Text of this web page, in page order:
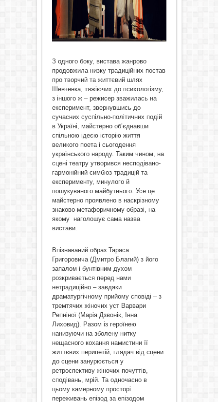
З одного боку, вистава жанрово
продовжила низку традиційних постав
про творчий та життєвий шлях
Шевченка, тяжіючих до психологізму,
з іншого ж – режисер зважилась на
експеримент, звернувшись до
сучасних суспільно-політичних подій
в Україні, майстерно об’єднавши
спільною ідеєю історію життя
великого поета і сьогодення
українського народу. Таким чином, на
сцені театру утворився несподівано-
гармонійний симбіоз традицій та
експерименту, минулого й
пошукуваного майбутнього. Усе це
майстерно проявлено в наскрізному
знаково-метафоричному образі, на
якому наголошує сама назва
вистави.
Впізнаваний образ Тараса
Григоровича (Дмитро Благий) з його
запалом і бунтівним духом
розкривається перед нами
нетрадиційно – завдяки
драматургічному прийому сповіді – з
тремтячих жіночих уст Варвари
Репніної (Марія Дзвонік, Інна
Лиховид). Разом із героїнею
нанизуючи на зболену нитку
нещасного кохання намистини її
життєвих перипетій, глядач від сцени
до сцени занурюється у
ретроспективу жіночих почуттів,
сподівань, мрій. Та одночасно в
цьому камерному просторі
переживань епізод за епізодом